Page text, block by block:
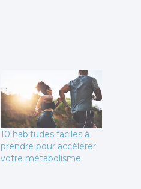
10 habitudes faciles à
prendre pour accélérer
votre métabolisme